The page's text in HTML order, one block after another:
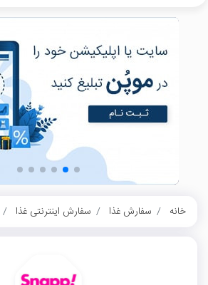
خانه سفارش غذا سفارش اینترنتی غذا